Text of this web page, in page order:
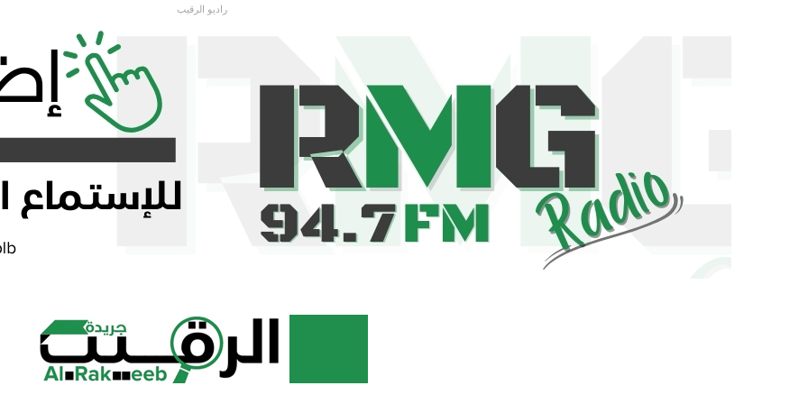
راديو الرقيب